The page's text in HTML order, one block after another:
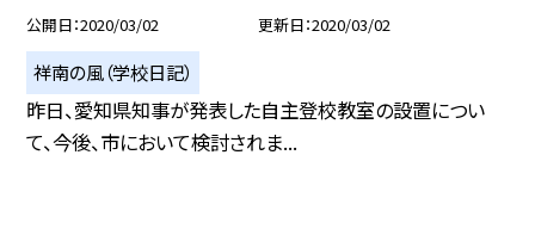
公開日 2020/03/02 更新日 2020/03/02
祥南の風（学校日記）
昨日、愛知県知事が発表した自主登校教室の設置につい
て、今後、市において検討されま...